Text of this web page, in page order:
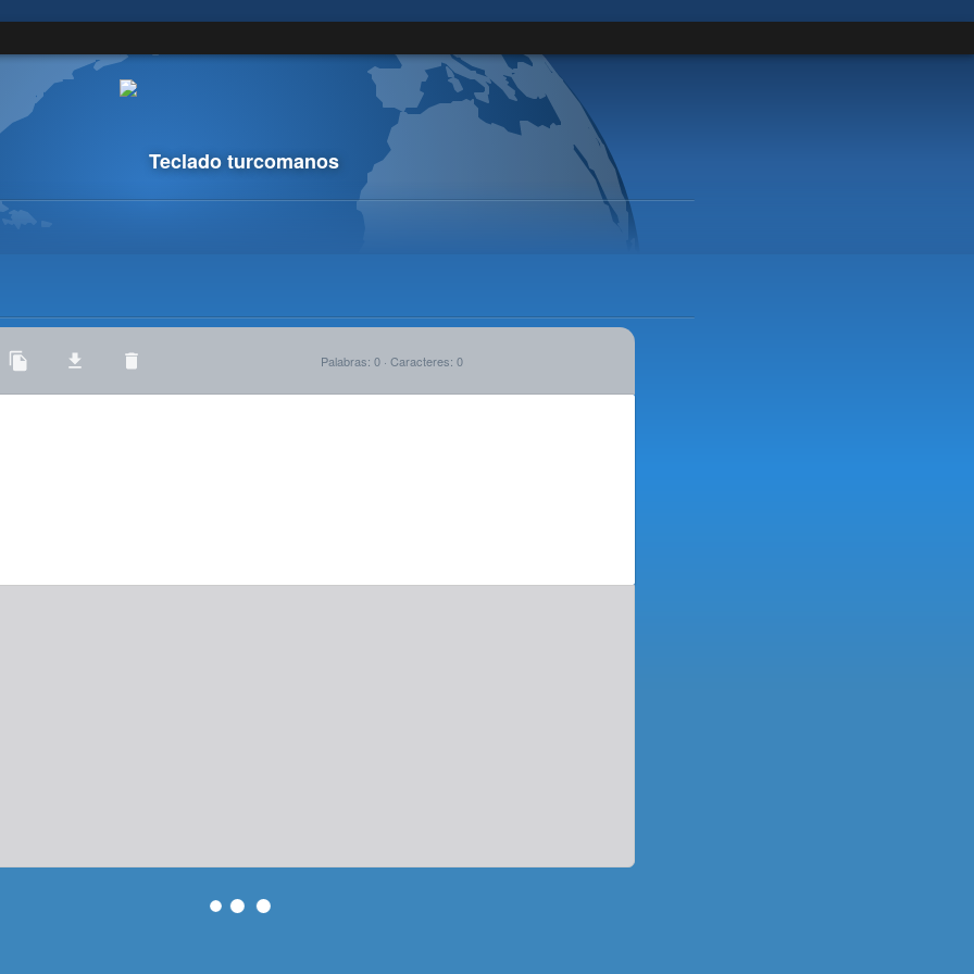
Teclado turcomanos
Palabras: 0 · Caracteres: 0